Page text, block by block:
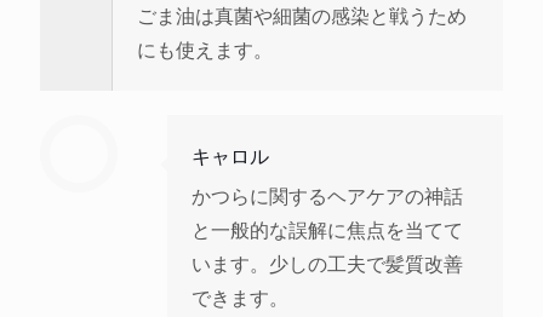
ごま油は真菌や細菌の感染と戦うため
にも使えます。
キャロル
かつらに関するヘアケアの神話
と一般的な誤解に焦点を当てて
います。少しの工夫で髪質改善
できます。